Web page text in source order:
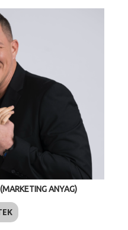
ANYAG)